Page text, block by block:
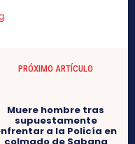
PRÓXIMO ARTÍCULO